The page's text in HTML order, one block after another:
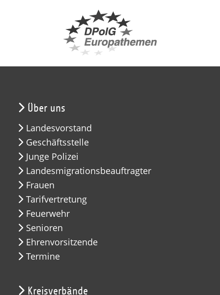
Über uns
Landesvorstand
Geschäftsstelle
Junge Polizei
Landesmigrationsbeauftragter
Frauen
Tarifvertretung
Feuerwehr
Senioren
Ehrenvorsitzende
Termine
Kreisverbände